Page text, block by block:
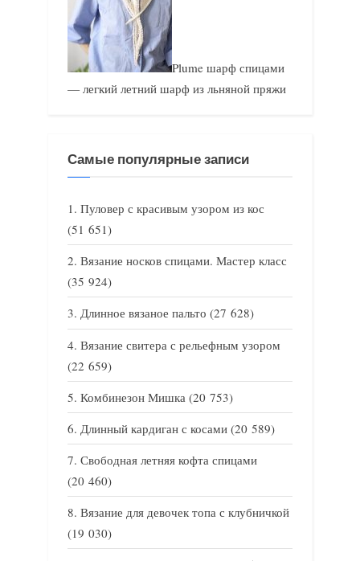
Plume шарф спицами
— легкий летний шарф из льняной пряжи
Самые популярные записи
Пуловер с красивым узором из кос
(51 651)
Вязание носков спицами. Мастер класс
(35 924)
Длинное вязаное пальто (27 628)
Вязание свитера с рельефным узором
(22 659)
Комбинезон Мишка (20 753)
Длинный кардиган с косами (20 589)
Свободная летняя кофта спицами
(20 460)
Вязание для девочек топа с клубничкой
(19 030)